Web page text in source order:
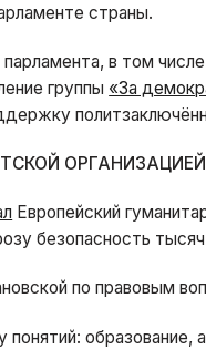
страны.
в том
группы «За
ОРГАНИЗАЦИЕЙ
Европейский
безопасность
по правовым
образование,